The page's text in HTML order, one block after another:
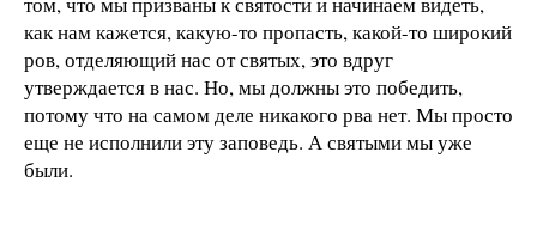
как нам кажется, какую-то пропасть, какой-то широкий
ров, отделяющий нас от святых, это вдруг
утверждается в нас. Но, мы должны это победить,
потому что на самом деле никакого рва нет. Мы просто
еще не исполнили эту заповедь. А святыми мы уже
были.